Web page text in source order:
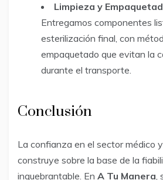
Limpieza y
Entregamos componentes
esterilización final, con
empaquetado que evitan la
durante el transporte.
Conclusión
La confianza en el sector médico
construye sobre la base de la
inquebrantable. En A Tu Manera,